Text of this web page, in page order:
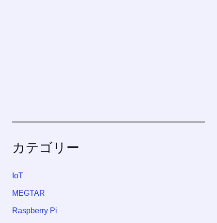
カテゴリー
IoT
MEGTAR
Raspberry Pi